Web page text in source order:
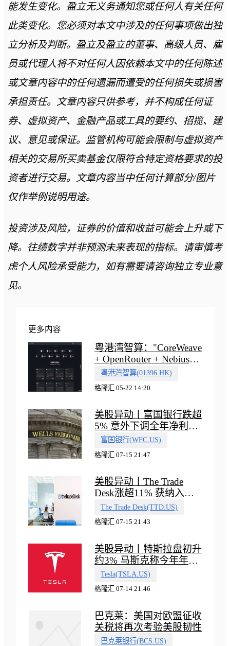
能发生变化。盈立无义务通知您或任何人有关任何
此类变化。您必须对本文中涉及的任何事项做出独
立分析及判断。盈立及盈立的董事、高级人员、雇
员或代理人将不对任何人因依赖本文中的任何陈述
或文章内容中的任何遗漏而遭受的任何损失或损害
承担责任。文章内容只供参考，并不构成任何证
券、虚拟资产、金融产品或工具的要约、招揽、建
议、意见或保证。监管机构可能会限制与虚拟资产
相关的交易所买卖基金仅限符合特定资格要求的投
资者进行交易。文章内容当中任何计算部分/图片
仅作举例说明用途。
投资涉及风险，证券的价值和收益可能会上升或下
降。往绩数字并非预测未来表现的指标。请审慎考
虑个人风险承受能力，如有需要请咨询独立专业意
见。
更多内容
粤港湾智算："CoreWeave
+ OpenRouter + Nebius"
多向融合的中国智算新范
式
粵港灣智算(01396.HK)
格隆汇 05-22 14:20
美股异动丨富国银行跌超
5% 意外下调全年净利息
收入指引
富国银行(WFC.US)
格隆汇 07-15 21:47
美股异动丨The Trade
Desk涨超11% 获纳入标
普500指数
The Trade Desk(TTD.US)
格隆汇 07-15 21:43
美股异动丨特斯拉盘初升
约3% 马斯克称今年年底
会有‘史诗级震撼’的演示
Tesla(TSLA.US)
格隆汇 07-14 21:46
巴克莱：美国对欧盟征收
关税将再次考验美股韧性
巴克莱银行(BCS.US)